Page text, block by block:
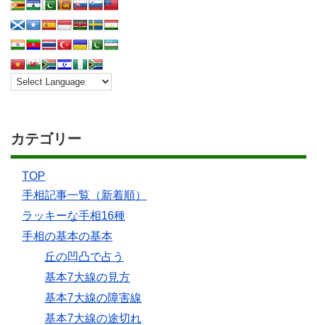
カテゴリー
TOP
手相記事一覧（新着順）
ラッキーな手相16種
手相の基本の基本
丘の凹凸で占う
基本7大線の見方
基本7大線の障害線
基本7大線の途切れ